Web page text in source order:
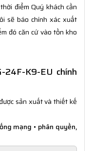
điểm Quý khách cần
sẽ báo chính xác xuất
đó căn cứ vào tồn kho
24F-K9-EU chính
sản xuất và thiết kế
mạng • phân quyền,